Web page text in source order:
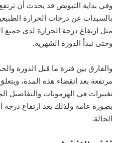
وفي بداية التبويض قد يحدث أن
بالسيدات عن درجات الحرارة
مثل ارتفاع درجة الحرارة لدى جميع
وحتى تبدأ الدورة الشهرية.
والفارق بين فترة ما قبل الدورة
مرتفعة بعد انقضاء هذه المدة،
تغييرات في الهرمونات والتفاصيل
بصورة عامة ولذلك يعد ارتفاع
الحالة.